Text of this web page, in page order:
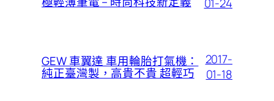
GEW 車翼達 車用輪胎打氣機：
純正臺灣製，高貴不貴 超輕巧
2017-
01-18